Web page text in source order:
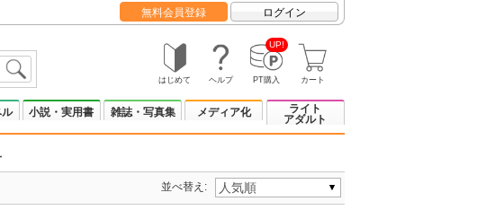
無料会員登録 ログイン
はじめて ヘルプ
UP!
PT購入 カート
ル 小説・実用書 雑誌・写真集 メディア化
ライト
アダルト
並べ替え: